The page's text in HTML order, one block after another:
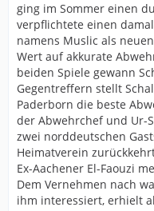
ging im Sommer einen
verpflichtete einen
namens Muslic als
Wert auf akkurate
beiden Spiele gewann
Gegentreffern stellt
Paderborn die beste
der Abwehrchef und Ur-
zwei norddeutschen
Heimatverein
Ex-Aachener El-Faouzi
Dem Vernehmen nach
ihm interessiert, erhielt